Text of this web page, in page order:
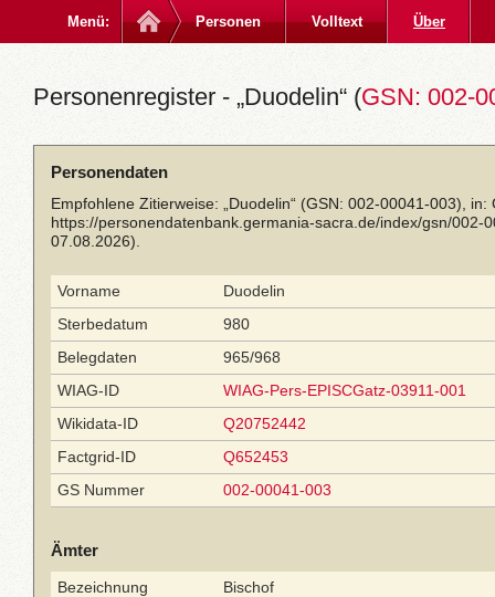
Menü: Personen Volltext Über
Personenregister - „Duodelin“ (GSN: 002-
Personendaten
Empfohlene Zitierweise: „Duodelin“ (GSN: 002-00041-003), in:
https://personendatenbank.germania-sacra.de/index/gsn/002-
07.08.2026).
Vorname
Duodelin
Sterbedatum
980
Belegdaten
965/968
WIAG-ID
WIAG-Pers-EPISCGatz-03911-001
Wikidata-ID
Q20752442
Factgrid-ID
Q652453
GS Nummer
002-00041-003
Ämter
Bezeichnung
Bischof